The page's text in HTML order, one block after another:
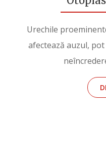
Urechile
afectează auzul,